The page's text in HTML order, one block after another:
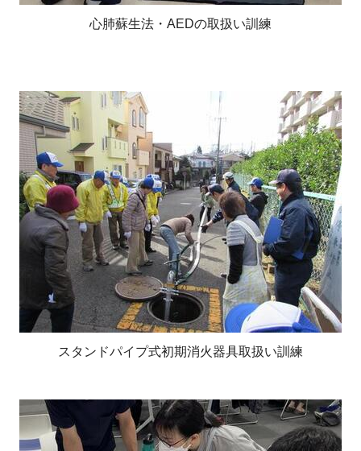
心肺蘇生法・AEDの取扱い訓練
スタンドパイプ式初期消火器具取扱い訓練